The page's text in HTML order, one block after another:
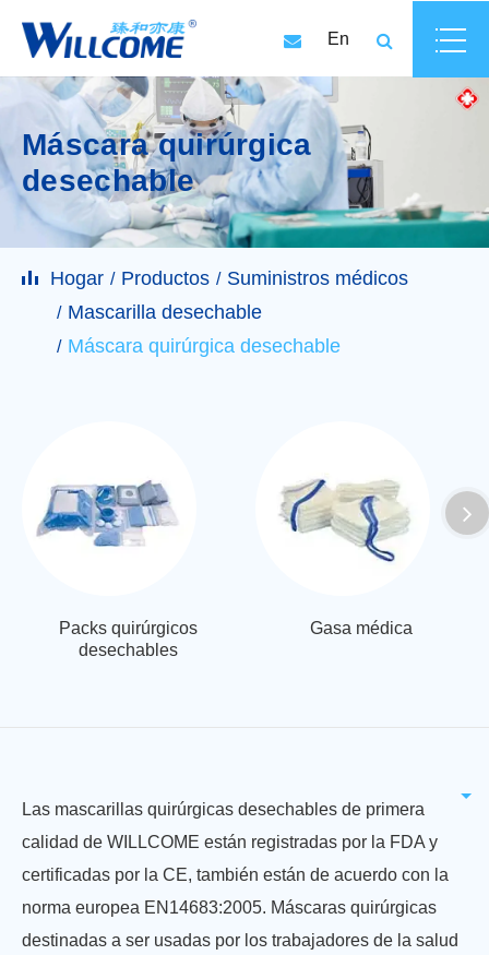
En
Máscara quirúrgica
desechable
Hogar Productos
Suministros médicos
Mascarilla desechable
Máscara quirúrgica desechable
Packs quirúrgicos
desechables
Gasa médica
Las mascarillas quirúrgicas desechables de primera
calidad de WILLCOME están registradas por la FDA y
certificadas por la CE, también están de acuerdo con la
norma europea EN14683:2005. Máscaras quirúrgicas
destinadas a ser usadas por los trabajadores de la salud